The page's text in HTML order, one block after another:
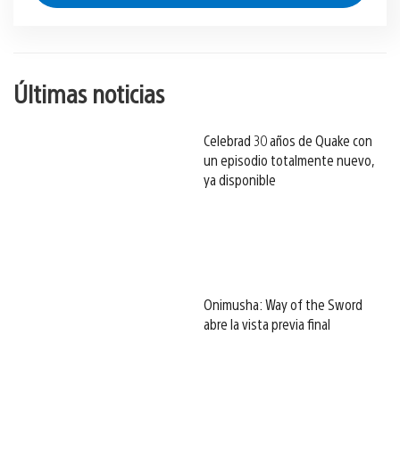
Últimas noticias
Celebrad 30 años de Quake con
un episodio totalmente nuevo,
ya disponible
Onimusha: Way of the Sword
abre la vista previa final